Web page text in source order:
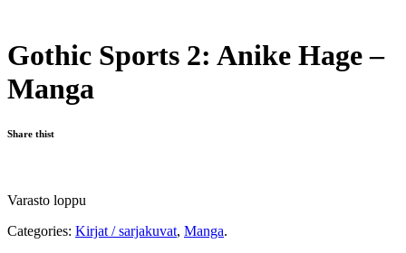
Gothic Sports 2: Anike Hage –
Manga
Share thist
Varasto loppu
Categories: Kirjat / sarjakuvat, Manga.